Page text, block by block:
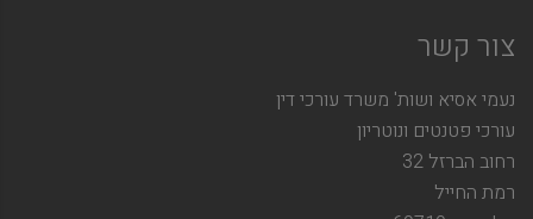
צור קשר
נעמי אסיא ושות' משרד עורכי דין
עורכי פטנטים ונוטריון
רחוב הברזל 32
רמת החייל